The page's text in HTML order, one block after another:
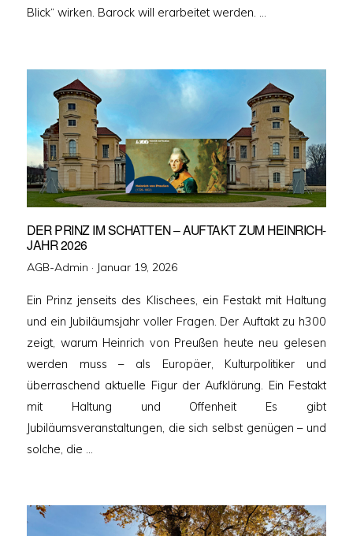
Blick“ wirken. Barock will erarbeitet werden. …
DER PRINZ IM SCHATTEN – AUFTAKT ZUM HEINRICH-
JAHR 2026
AGB-Admin · Veröffentlicht
Januar 19, 2026
Ein Prinz jenseits des Klischees, ein Festakt mit Haltung
und ein Jubiläumsjahr voller Fragen. Der Auftakt zu h300
zeigt, warum Heinrich von Preußen heute neu gelesen
werden muss – als Europäer, Kulturpolitiker und
überraschend aktuelle Figur der Aufklärung. Ein Festakt
mit Haltung und Offenheit Es gibt
Jubiläumsveranstaltungen, die sich selbst genügen – und
solche, die …